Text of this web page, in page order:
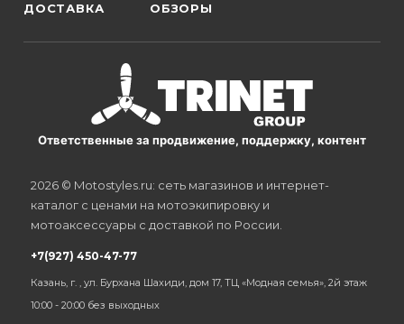
ДОСТАВКА ОБЗОРЫ
Ответственные за продвижение, поддержку, контент
2026 © Motostyles.ru: сеть магазинов и интернет-
каталог с ценами на мотоэкипировку и
мотоаксессуары с доставкой по России.
+7(927) 450-47-77
Казань, г. , ул. Бурхана Шахиди, дом 17, ТЦ «Модная семья», 2й этаж
10:00 - 20:00 без выходных